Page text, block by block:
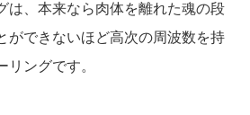
は、本来なら肉体を離れた魂の段
ができないほど高次の周波数を持
ングです。